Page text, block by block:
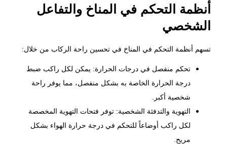
أنظمة التحكم في المناخ والتفاعل
الشخصي
تسهم أنظمة التحكم في المناخ في تحسين راحة الركاب من خلال:
تحكم منفصل في درجات الحرارة: يمكن لكل راكب ضبط
درجة الحرارة الخاصة به بشكل منفصل، مما يوفر راحة
شخصية أكبر.
التهوية والتدفئة الشخصية: توفر فتحات التهوية المخصصة
لكل راكب أوضاعاً للتحكم في درجة حرارة الهواء بشكل
مريح.